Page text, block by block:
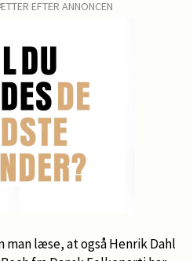
EFTER ANNONCEN
man læse, at også Henrik Dahl